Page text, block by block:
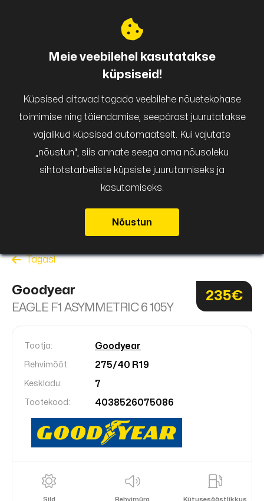
Tagasi
Goodyear
EAGLE F1 ASYMMETRIC 6 105Y
235€
Tootja: Goodyear
Rehvimõõt: 275/40 R19
Keskladu: 7
Tootekood: 4038526075086
Meie veebilehel kasutatakse
küpsiseid!
Küpsised aitavad tagada veebilehe nõuetekohase
toimimise ning täiendamise, seepärast juurutatakse
vajalikud küpsised automaatselt. Kui vajutate
„nõustun“, siis annate seega oma nõusoleku
sihtotstarbeliste küpsiste juurutamiseks ja
kasutamiseks.
Nõustun